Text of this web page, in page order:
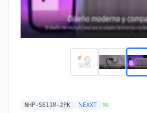
NHP-S611M-2PK NEXXT MA